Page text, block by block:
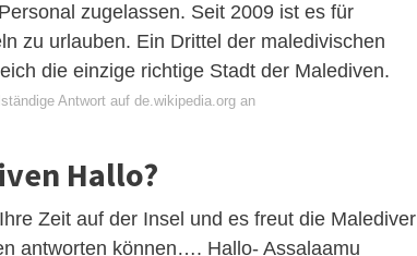
zugelassen. Seit 2009 ist es für
zu urlauben. Ein Drittel der maledivischen
die einzige richtige Stadt der Malediven.
Antwort auf de.wikipedia.org an
Hallo?
Zeit auf der Insel und es freut die Malediver
antworten können…. Hallo- Assalaamu